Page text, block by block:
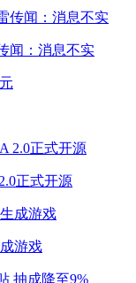
闻：消息不实
正式开源
游戏